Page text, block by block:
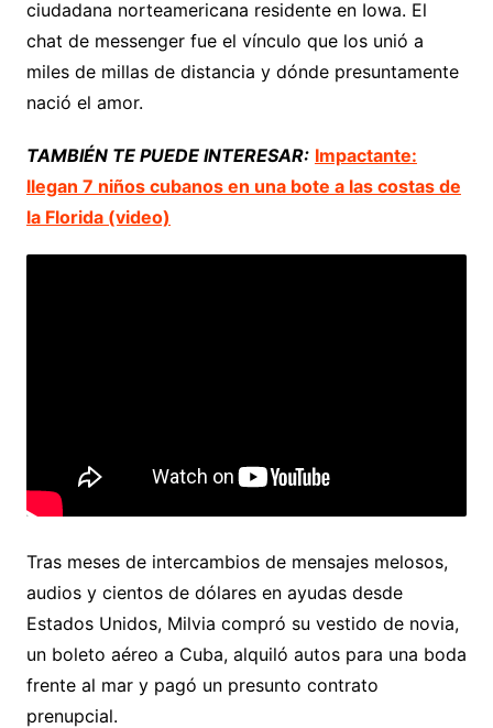
ciudadana norteamericana residente en Iowa. El
chat de messenger fue el vínculo que los unió a
miles de millas de distancia y dónde presuntamente
nació el amor.
TAMBIÉN TE PUEDE INTERESAR: Impactante:
llegan 7 niños cubanos en una bote a las costas de
la Florida (video)
Tras meses de intercambios de mensajes melosos,
audios y cientos de dólares en ayudas desde
Estados Unidos, Milvia compró su vestido de novia,
un boleto aéreo a Cuba, alquiló autos para una boda
frente al mar y pagó un presunto contrato
prenupcial.